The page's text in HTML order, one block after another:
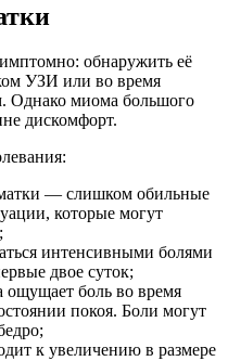
обнаружить её
УЗИ или во время
Однако миома большого
дискомфорт.
— слишком обильные
которые могут
интенсивными болями
двое суток;
боль во время
покоя. Боли могут
к увеличению в размере